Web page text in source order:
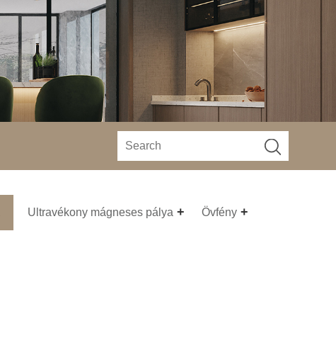
Ultravékony mágneses pálya Övfény